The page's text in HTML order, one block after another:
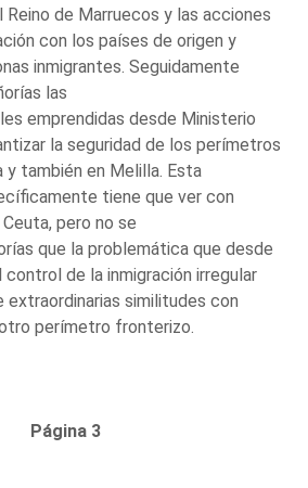
de Marruecos y las acciones
con los países de origen y
inmigrantes. Seguidamente
las
emprendidas desde Ministerio
la seguridad de los perímetros
también en Melilla. Esta
tiene que ver con
pero no se
que la problemática que desde
de la inmigración irregular
similitudes con
perímetro fronterizo.
Página 3